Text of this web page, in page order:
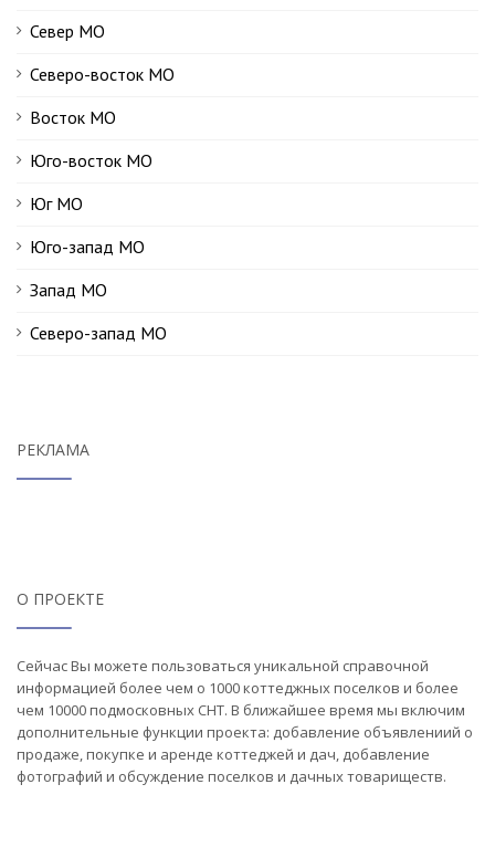
Север МО
Северо-восток МО
Восток МО
Юго-восток МО
Юг МО
Юго-запад МО
Запад МО
Северо-запад МО
РЕКЛАМА
О ПРОЕКТЕ
Сейчас Вы можете пользоваться уникальной справочной
информацией более чем о 1000 коттеджных поселков и более
чем 10000 подмосковных СНТ. В ближайшее время мы включим
дополнительные функции проекта: добавление объявлениий о
продаже, покупке и аренде коттеджей и дач, добавление
фотографий и обсуждение поселков и дачных товариществ.